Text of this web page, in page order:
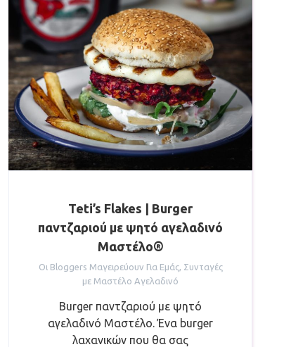
Teti’s Flakes | Burger
παντζαριού με ψητό αγελαδινό
Μαστέλο®
Οι Bloggers Μαγειρεύουν Για Εμάς, Συνταγές
με Μαστέλο Αγελαδινό
Burger παντζαριού με ψητό
αγελαδινό Μαστέλο. Ένα burger
λαχανικών που θα σας